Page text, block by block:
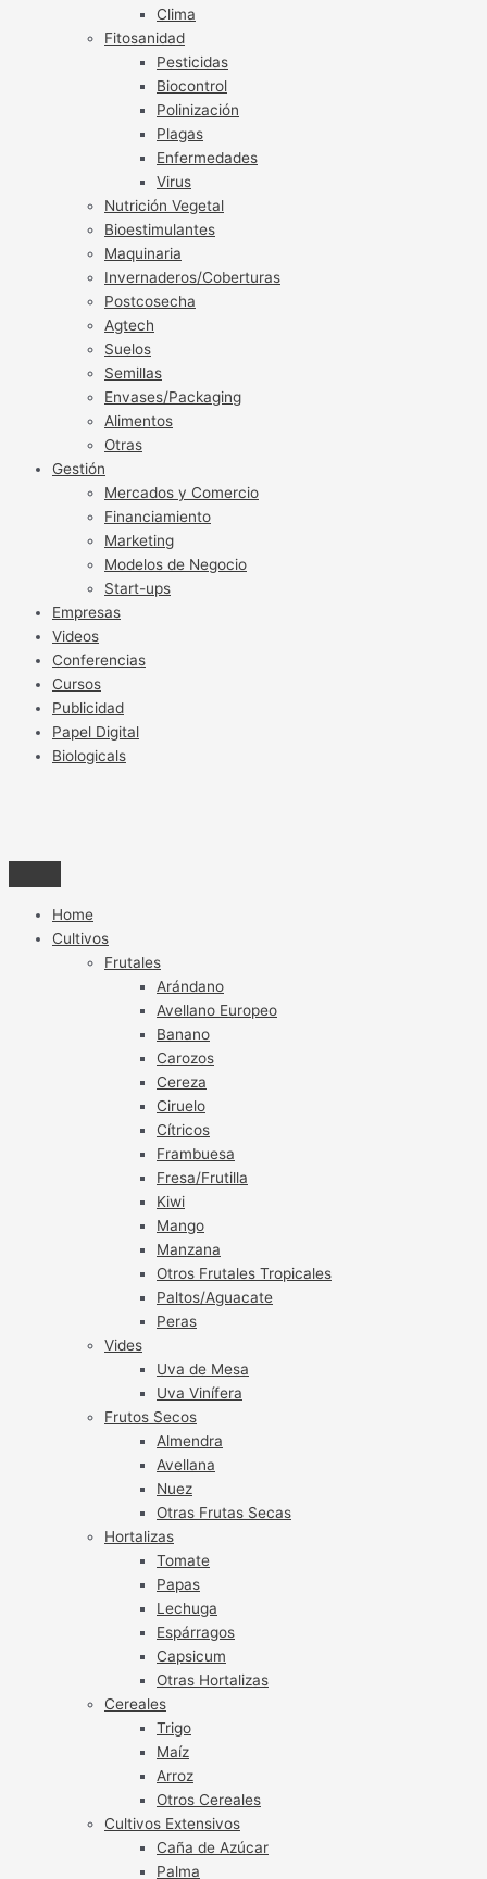
Clima
Fitosanidad
Pesticidas
Biocontrol
Polinización
Plagas
Enfermedades
Virus
Nutrición Vegetal
Bioestimulantes
Maquinaria
Invernaderos/Coberturas
Postcosecha
Agtech
Suelos
Semillas
Envases/Packaging
Alimentos
Otras
Gestión
Mercados y Comercio
Financiamiento
Marketing
Modelos de Negocio
Start-ups
Empresas
Videos
Conferencias
Cursos
Publicidad
Papel Digital
Biologicals
Home
Cultivos
Frutales
Arándano
Avellano Europeo
Banano
Carozos
Cereza
Ciruelo
Cítricos
Frambuesa
Fresa/Frutilla
Kiwi
Mango
Manzana
Otros Frutales Tropicales
Paltos/Aguacate
Peras
Vides
Uva de Mesa
Uva Vinífera
Frutos Secos
Almendra
Avellana
Nuez
Otras Frutas Secas
Hortalizas
Tomate
Papas
Lechuga
Espárragos
Capsicum
Otras Hortalizas
Cereales
Trigo
Maíz
Arroz
Otros Cereales
Cultivos Extensivos
Caña de Azúcar
Palma